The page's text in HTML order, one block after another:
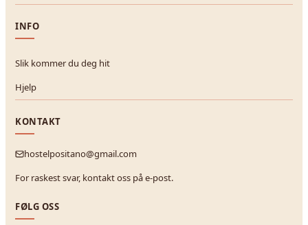
INFO
Slik kommer du deg hit
Hjelp
KONTAKT
hostelpositano@gmail.com
For raskest svar, kontakt oss på e-post.
FØLG OSS